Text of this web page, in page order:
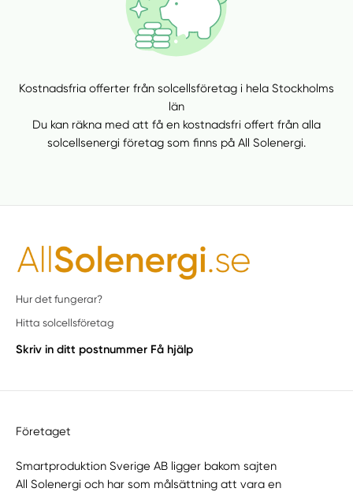
Kostnadsfria offerter från solcellsföretag i hela Stockholms
län
Du kan räkna med att få en kostnadsfri offert från alla
solcellsenergi företag som finns på All Solenergi.
Hur det fungerar?
Hitta solcellsföretag
Skriv in ditt postnummer Få hjälp
Företaget
Smartproduktion Sverige AB ligger bakom sajten
All Solenergi och har som målsättning att vara en